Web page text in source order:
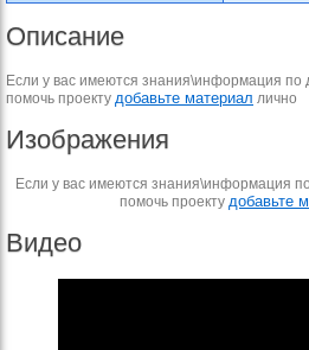
Описание
Если у вас имеются знания\информация по
помочь проекту добавьте материал лично
Изображения
Если у вас имеются знания\информация
помочь проекту добавьте
Видео